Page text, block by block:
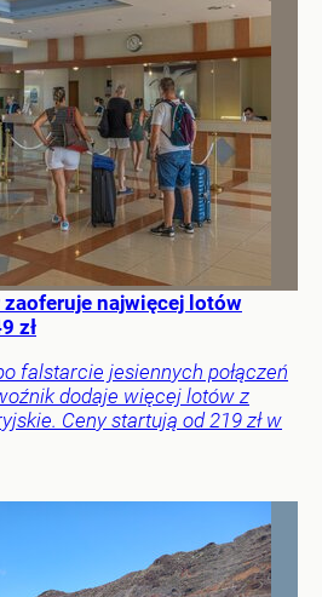
zaoferuje najwięcej lotów
zł
falstarcie jesiennych połączeń
dodaje więcej lotów z
Ceny startują od 219 zł w